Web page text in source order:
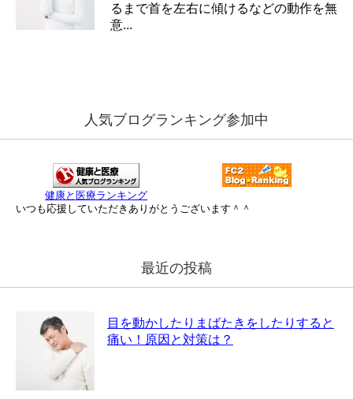
るまで首を左右に傾けるなどの動作を無
意...
人気ブログランキング参加中
健康と医療ランキング
いつも応援していただきありがとうございます＾＾
最近の投稿
目を動かしたりまばたきをしたりすると
痛い！原因と対策は？